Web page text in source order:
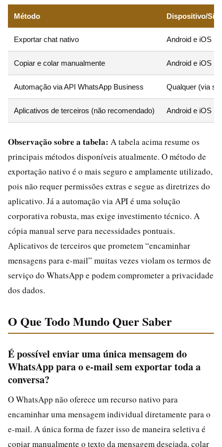
Método Dispositivo/
Exportar chat nativo Android e iOS
Copiar e colar manualmente Android e iOS
Automação via API WhatsApp Business Qualquer (via
Aplicativos de terceiros (não recomendado) Android e iOS
Observação sobre a tabela: A tabela acima resume os
principais métodos disponíveis atualmente. O método de
exportação nativo é o mais seguro e amplamente utilizado,
pois não requer permissões extras e segue as diretrizes do
aplicativo. Já a automação via API é uma solução
corporativa robusta, mas exige investimento técnico. A
cópia manual serve para necessidades pontuais.
Aplicativos de terceiros que prometem “encaminhar
mensagens para e-mail” muitas vezes violam os termos de
serviço do WhatsApp e podem comprometer a privacidade
dos dados.
O Que Todo Mundo Quer Saber
É possível enviar uma única mensagem do
WhatsApp para o e-mail sem exportar toda a
conversa?
O WhatsApp não oferece um recurso nativo para
encaminhar uma mensagem individual diretamente para o
e-mail. A única forma de fazer isso de maneira seletiva é
copiar manualmente o texto da mensagem desejada, colar